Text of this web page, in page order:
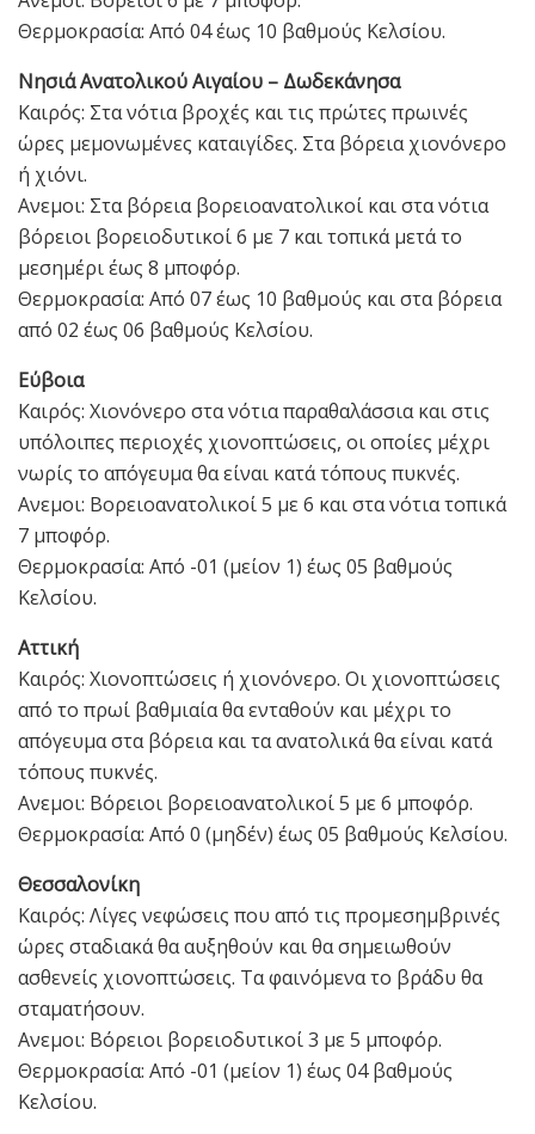
Θερμοκρασία: Από 04 έως 10 βαθμούς Κελσίου.
Νησιά Ανατολικού Αιγαίου – Δωδεκάνησα
Καιρός: Στα νότια βροχές και τις πρώτες πρωινές
ώρες μεμονωμένες καταιγίδες. Στα βόρεια χιονόνερο
ή χιόνι.
Ανεμοι: Στα βόρεια βορειοανατολικοί και στα νότια
βόρειοι βορειοδυτικοί 6 με 7 και τοπικά μετά το
μεσημέρι έως 8 μποφόρ.
Θερμοκρασία: Από 07 έως 10 βαθμούς και στα βόρεια
από 02 έως 06 βαθμούς Κελσίου.
Εύβοια
Καιρός: Χιονόνερο στα νότια παραθαλάσσια και στις
υπόλοιπες περιοχές χιονοπτώσεις, οι οποίες μέχρι
νωρίς το απόγευμα θα είναι κατά τόπους πυκνές.
Ανεμοι: Βορειοανατολικοί 5 με 6 και στα νότια τοπικά
7 μποφόρ.
Θερμοκρασία: Από -01 (μείον 1) έως 05 βαθμούς
Κελσίου.
Αττική
Καιρός: Χιονοπτώσεις ή χιονόνερο. Οι χιονοπτώσεις
από το πρωί βαθμιαία θα ενταθούν και μέχρι το
απόγευμα στα βόρεια και τα ανατολικά θα είναι κατά
τόπους πυκνές.
Ανεμοι: Βόρειοι βορειοανατολικοί 5 με 6 μποφόρ.
Θερμοκρασία: Από 0 (μηδέν) έως 05 βαθμούς Κελσίου.
Θεσσαλονίκη
Καιρός: Λίγες νεφώσεις που από τις προμεσημβρινές
ώρες σταδιακά θα αυξηθούν και θα σημειωθούν
ασθενείς χιονοπτώσεις. Τα φαινόμενα το βράδυ θα
σταματήσουν.
Ανεμοι: Βόρειοι βορειοδυτικοί 3 με 5 μποφόρ.
Θερμοκρασία: Από -01 (μείον 1) έως 04 βαθμούς
Κελσίου.